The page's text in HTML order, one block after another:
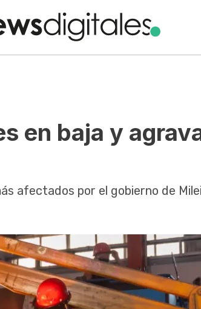
en baja y
afectados por el gobierno de